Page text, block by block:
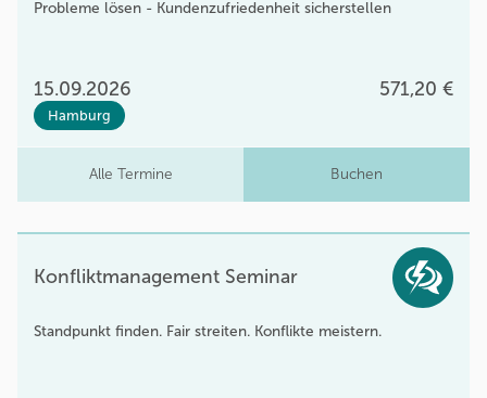
Probleme lösen - Kundenzufriedenheit sicherstellen
15.09.2026 571,20 €
Hamburg
Alle Termine Buchen
Konfliktmanagement Seminar
Standpunkt finden. Fair streiten. Konflikte meistern.